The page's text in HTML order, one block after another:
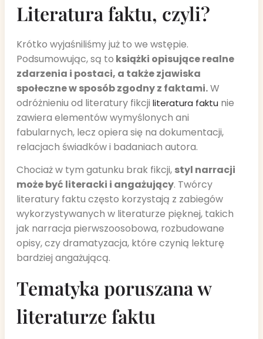
Literatura faktu, czyli?
Krótko wyjaśniliśmy już to we wstępie.
Podsumowując, są to książki opisujące realne
zdarzenia i postaci, a także zjawiska
społeczne w sposób zgodny z faktami.W
odróżnieniu od literatury fikcji literatura faktu nie
zawiera elementów wymyślonych ani
fabularnych, lecz opiera się na dokumentacji,
relacjach świadków i badaniach autora.
Chociaż w tym gatunku brak fikcji, styl narracji
może być literacki i angażujący. Twórcy
literatury faktu często korzystają z zabiegów
wykorzystywanych w literaturze pięknej, takich
jak narracja pierwszoosobowa, rozbudowane
opisy, czy dramatyzacja, które czynią lekturę
bardziej angażującą.
Tematyka poruszana w
literaturze faktu